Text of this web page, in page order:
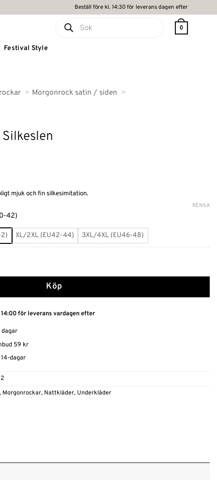
Beställ före kl. 14:30 för leverans dagen efter
0
Festival Style
Morgonrock satin / siden
mjuk och fin silkesimitation.
42)
XL/2XL (EU42-44) 3XL/4XL (EU46-48)
RENSA
Köp
för leverans vardagen efter
59 kr
dagar
, Morgonrockar, Nattkläder, Underkläder